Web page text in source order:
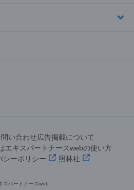
問い合わせ広告掲載について
エキスパートナースwebの使い方
シーポリシー 照林社
スパートナースweb